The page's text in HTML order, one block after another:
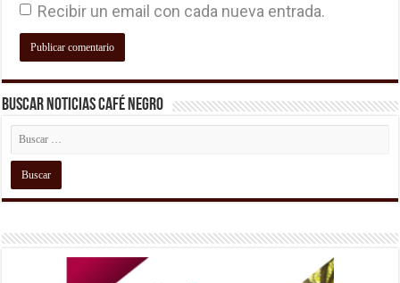
Recibir un email con cada nueva entrada.
Buscar Noticias Café Negro